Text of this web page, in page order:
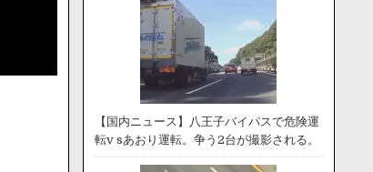
【国内ニュース】八王子バイパスで危険運
転v sあおり運転。争う2台が撮影される。